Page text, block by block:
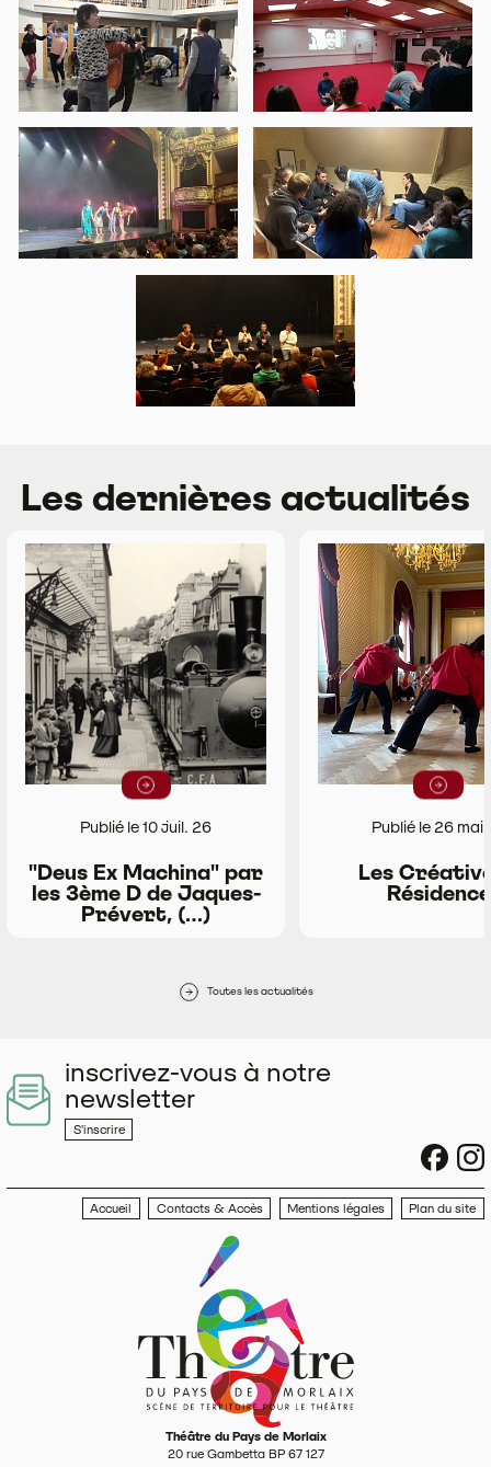
Les dernières actualités
Lire la suite
Publié le 10 juil. 26
"Deus Ex Machina" par
les 3ème D de Jaques-
Prévert, (…)
Lire la
Publié le 26 mai
Les
Résidence
Toutes les actualités
inscrivez-vous à notre
newsletter
S'inscrire
Accueil Contacts & Accès Mentions légales Plan du site
Théâtre du Pays de Morlaix
20 rue Gambetta BP 67 127